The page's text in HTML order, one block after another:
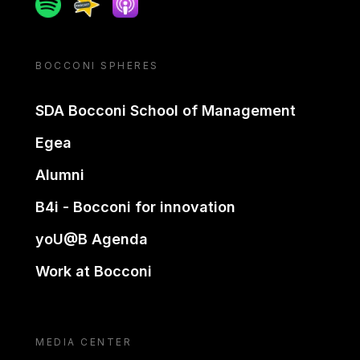
BOCCONI SPHERES
SDA Bocconi School of Management
Egea
Alumni
B4i - Bocconi for innovation
yoU@B Agenda
Work at Bocconi
MEDIA CENTER